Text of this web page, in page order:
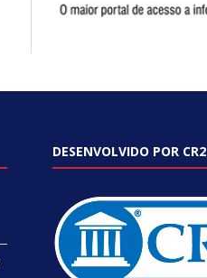
DESENVOLVIDO POR CR2